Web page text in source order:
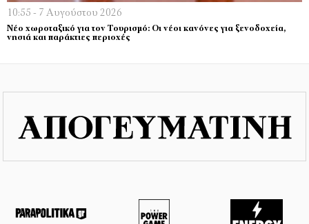
10:55 - 7 Αυγούστου 2026
Νέο χωροταξικό για τον Τουρισμό: Οι νέοι κανόνες για ξενοδοχεία,
νησιά και παράκτιες περιοχές